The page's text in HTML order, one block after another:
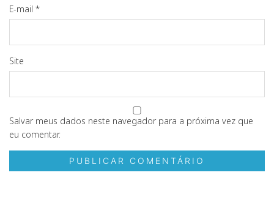
E-mail *
Site
Salvar meus dados neste navegador para a próxima vez que
eu comentar.